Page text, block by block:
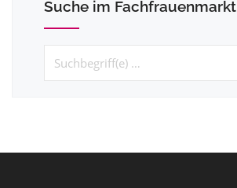
Suche im Fachfrauenmarkt